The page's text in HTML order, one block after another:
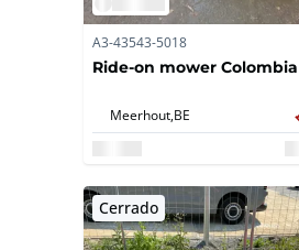
A3-43543-5018
Ride-on mower Colombia
Meerhout,BE
Cerrado